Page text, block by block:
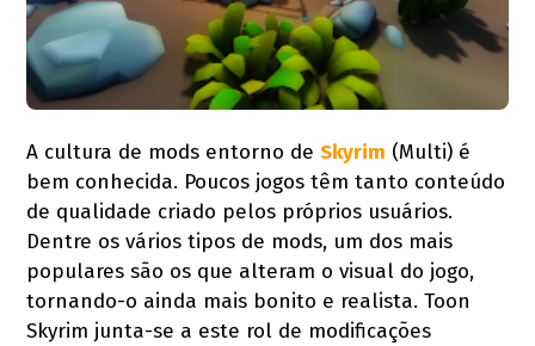
A cultura de mods entorno deSkyrim (Multi) é
bem conhecida. Poucos jogos têm tanto conteúdo
de qualidade criado pelos próprios usuários.
Dentre os vários tipos de mods, um dos mais
populares são os que alteram o visual do jogo,
tornando-o ainda mais bonito e realista. Toon
Skyrim junta-se a este rol de modificações